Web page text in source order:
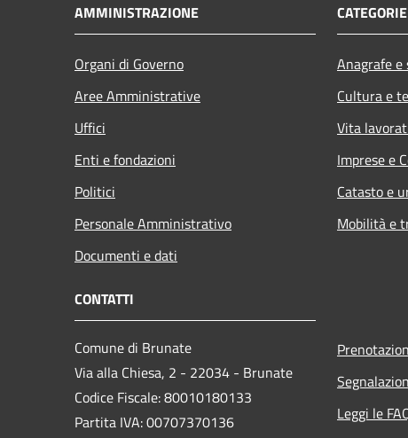
AMMINISTRAZIONE
Organi di Governo
Aree Amministrative
Uffici
Enti e fondazioni
Politici
Personale Amministrativo
Documenti e dati
Anagrafe
Cultura e
Vita
Imprese e
Catasto e
Mobilità e
CONTATTI
Comune di Brunate
Via alla Chiesa, 2 - 22034 - Brunate
Codice Fiscale: 80010180133
Partita IVA: 00707370136
Leggi le